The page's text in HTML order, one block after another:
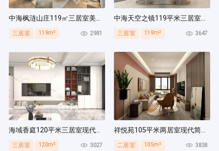
中海枫涟山庄119㎡三居室美式风装修案例
三居室 119m² 2981
中海天空之镜119平米三居室北欧风装修案例
三居室 119m² 3647
海域香庭120平米三居室现代简约风装修案例
三居室 120m² 3027
祥悦苑105平米两居室现代简约风装修案例
二居室 105m² 3838